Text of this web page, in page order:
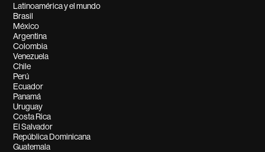
Latinoamérica y el mundo
Brasil
México
Argentina
Colombia
Venezuela
Chile
Perú
Ecuador
Panamá
Uruguay
Costa Rica
El Salvador
República Dominicana
Guatemala